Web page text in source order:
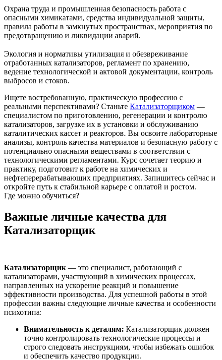
Охрана труда и промышленная безопасность работа с
опасными химикатами, средства индивидуальной защиты,
правила работы в замкнутых пространствах, мероприятия по
предотвращению и ликвидации аварий.
Экология и нормативы утилизация и обезвреживание
отработанных катализаторов, регламент по хранению,
ведение технологической и актовой документации, контроль
выбросов и стоков.
Ищете востребованную, практическую профессию с
реальными перспективами? Станьте Катализаторщиком —
специалистом по приготовлению, регенерации и контролю
катализаторов, загрузке их в установки и обслуживанию
каталитических кассет и реакторов. Вы освоите лабораторные
анализы, контроль качества материалов и безопасную работу с
потенциально опасными веществами в соответствии с
технологическими регламентами. Курс сочетает теорию и
практику, подготовит к работе на химических и
нефтеперерабатывающих предприятиях. Запишитесь сейчас и
откройте путь к стабильной карьере с оплатой и ростом.
Где можно обучиться?
Важные личные качества для
Катализаторщик
Катализаторщик— это специалист, работающий с
катализаторами, участвующий в химических процессах,
направленных на ускорение реакций и повышение
эффективности производства. Для успешной работы в этой
профессии важны следующие личные качества и особенности
психотипа:
Внимательность к деталям: Катализаторщик должен
точно контролировать технологические процессы и
строго следовать инструкциям, чтобы избежать ошибок
и обеспечить качество продукции.